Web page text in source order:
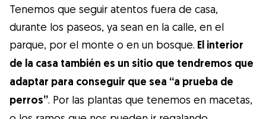
Tenemos que seguir atentos fuera de casa,
durante los paseos, ya sean en la calle, en el
parque, por el monte o en un bosque. El interior
de la casa también es un sitio que tendremos que
adaptar para conseguir que sea “a prueba de
perros”. Por las plantas que tenemos en macetas,